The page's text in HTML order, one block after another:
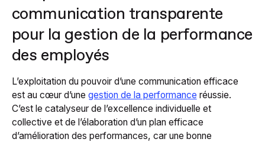
communication transparente
pour la gestion de la performance
des employés
L’exploitation du pouvoir d’une communication efficace
est au cœur d’une gestion de la performance réussie.
C’est le catalyseur de l’excellence individuelle et
collective et de l’élaboration d’un plan efficace
d’amélioration des performances, car une bonne